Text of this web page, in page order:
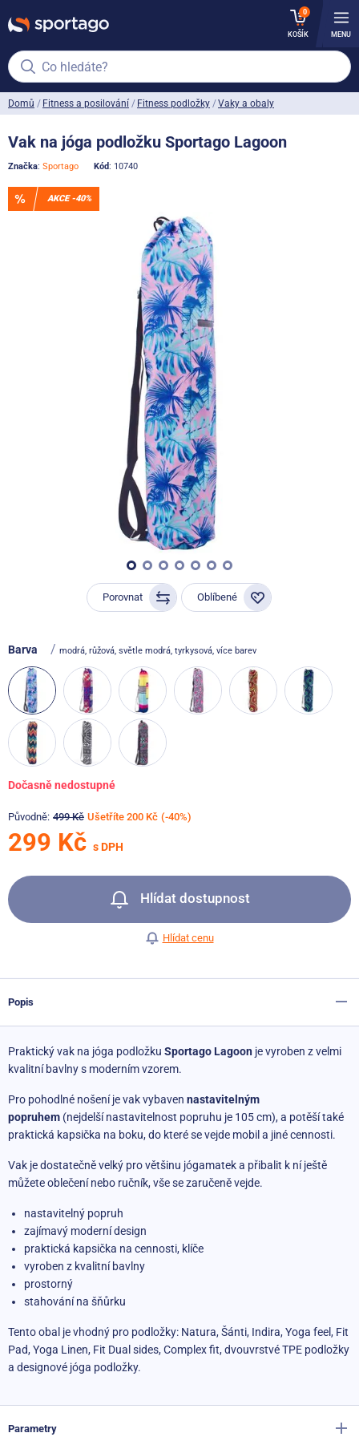
0
KOŠÍK MENU
Co hledáte?
Domů Fitness a posilování Fitness podložky Vaky a obaly
Značka: Sportago Kód: 10740
Vak na jóga podložku Sportago Lagoon
Barva / modrá, růžová, světle modrá, tyrkysová, více barev
Dočasně nedostupné
Původně: 499 Kč Ušetříte 200 Kč (-40%)
299 Kč s DPH
Hlídat dostupnost
Hlídat cenu
AKCE -40%
Porovnat Oblíbené
Popis
Praktický vak na jóga podložku Sportago Lagoon je vyroben z velmi
kvalitní bavlny s moderním vzorem.
Pro pohodlné nošení je vak vybaven nastavitelným
popruhem (nejdelší nastavitelnost popruhu je 105 cm), a potěší také
praktická kapsička na boku, do které se vejde mobil a jiné cennosti.
Vak je dostatečně velký pro většinu jógamatek a přibalit k ní ještě
můžete oblečení nebo ručník, vše se zaručeně vejde.
nastavitelný popruh
zajímavý moderní design
praktická kapsička na cennosti, klíče
vyroben z kvalitní bavlny
prostorný
stahování na šňůrku
Tento obal je vhodný pro podložky: Natura, Šánti, Indira, Yoga feel, Fit
Pad, Yoga Linen, Fit Dual sides, Complex fit, dvouvrstvé TPE podložky
a designové jóga podložky.
Parametry